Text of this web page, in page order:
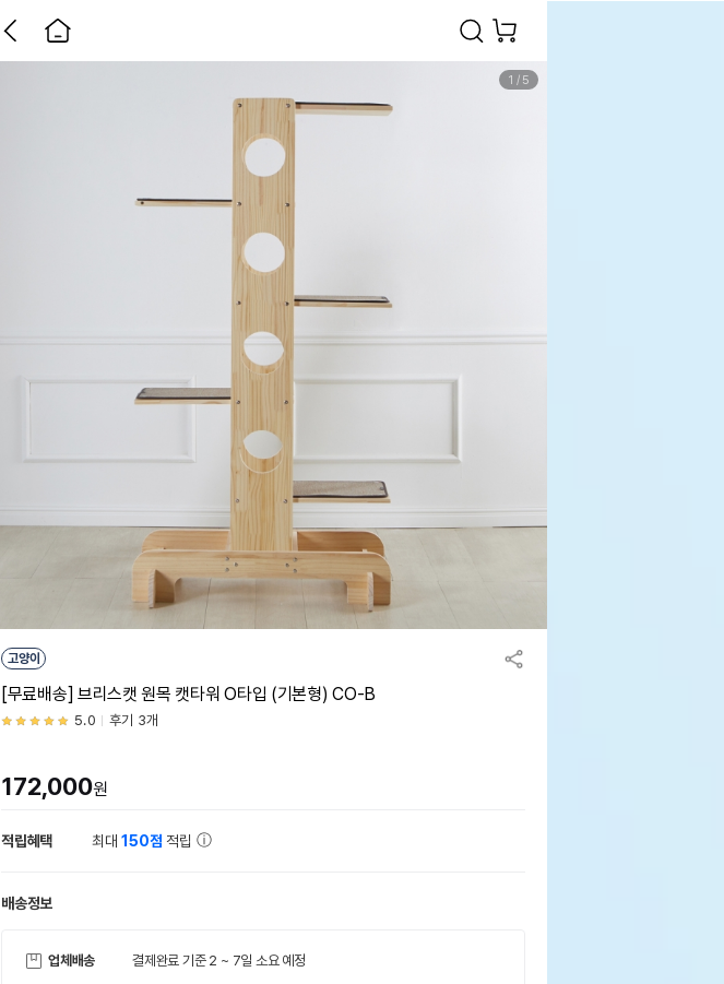
1 / 5
고양이
[무료배송] 브리스캣 원목 캣타워 O타입 (기본형) CO-B
5.0 후기 3개
172,000원
적립혜택 최대150점 적립
배송정보
업체배송 결제완료 기준 2 ~ 7일 소요 예정